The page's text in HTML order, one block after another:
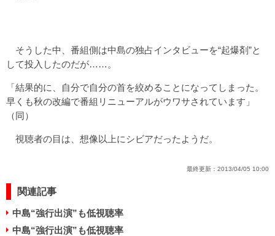
そうした中、番組側は中島の独占インタビューを“起爆剤”と
して投入したのだが……。
「結果的に、自分で自分の首を絞めることになってしまった。
早くも秋の改編で番組リニューアルがウワサされています」
（同）
視聴者の目は、想像以上にシビアだったようだ。
最終更新： 2013/04/05 10:00
関連記事
中島“強行出演”も低視聴率
中島“強行出演”も低視聴率